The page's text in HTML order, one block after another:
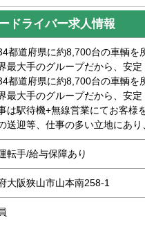
ドライバー求人情報
都道府県に約8,700台の車輌を
最大手のグループだから、安定
都道府県に約8,700台の車輌を
最大手のグループだから、安定
は駅待機+無線営業にてお客様
送迎等、仕事の多い立地にあ
転手/給与保障あり
大阪狭山市山本南258-1